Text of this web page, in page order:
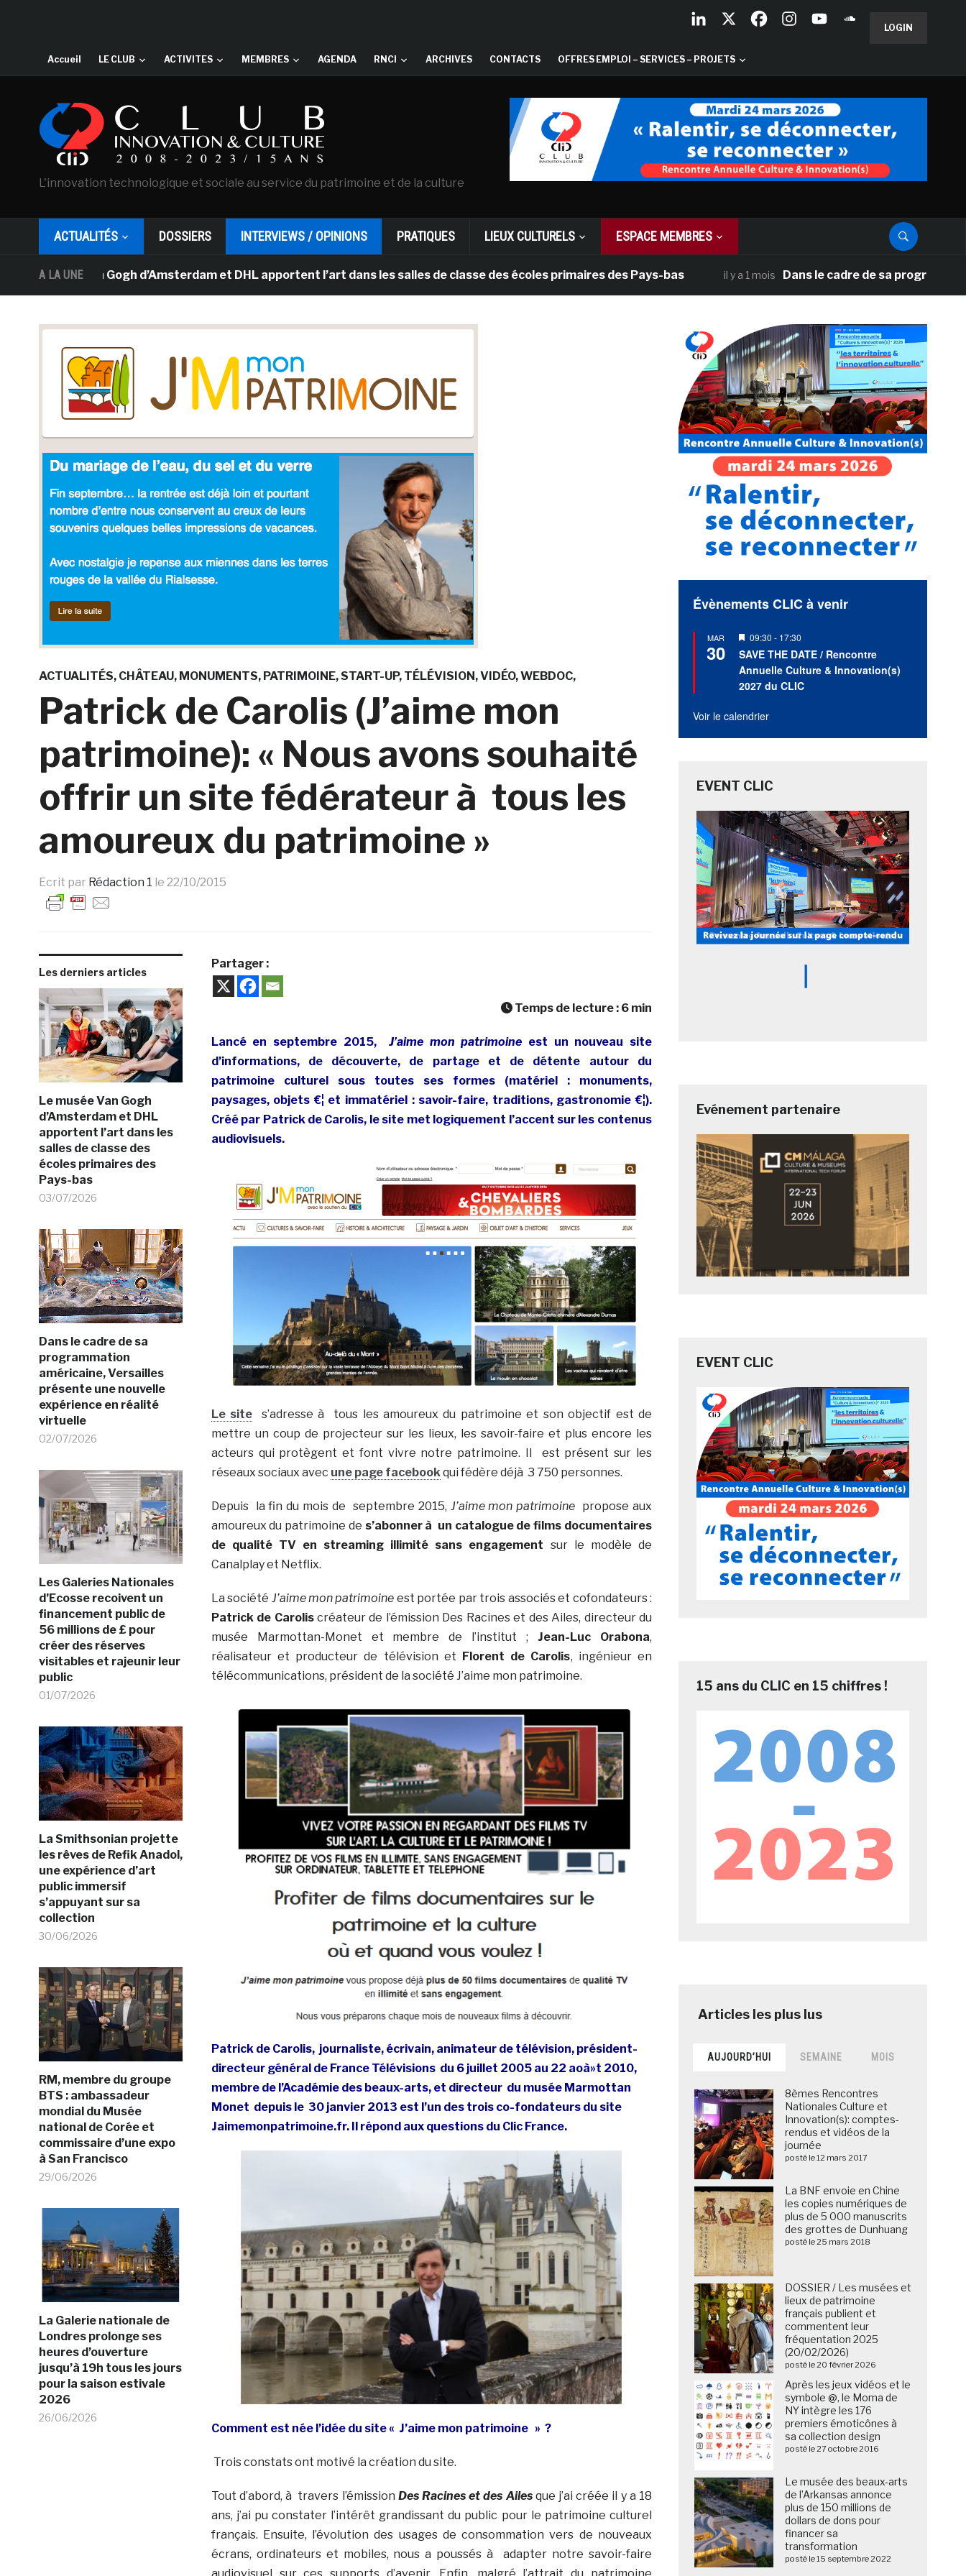
LOGIN
Accueil LE CLUB ACTIVITES MEMBRES AGENDA RNCI ARCHIVES CONTACTS OFFRES EMPLOI – SERVICES – PROJETS
L'innovation technologique et sociale au service du patrimoine et de la culture
ACTUALITÉS DOSSIERS INTERVIEWS / OPINIONS PRATIQUES LIEUX CULTURELS ESPACE MEMBRES
A LA UNE
Van Gogh d’Amsterdam et DHL apportent l’art dans les salles de classe des écoles primaires des Pays-bas il y a 1 mois Dans le cadre de sa programmation
ACTUALITÉS CHÂTEAU MONUMENTS PATRIMOINE START-UP TÉLÉVISION VIDÉO WEBDOC
Patrick de Carolis (J’aime mon
patrimoine): « Nous avons souhaité
offrir un site fédérateur à tous les
amoureux du patrimoine »
Ecrit par Rédaction 1 le 22/10/2015
Les derniers articles
Le musée Van Gogh
d’Amsterdam et DHL
apportent l’art dans les
salles de classe des
écoles primaires des
Pays-bas
03/07/2026
Dans le cadre de sa
programmation
américaine, Versailles
présente une nouvelle
expérience en réalité
virtuelle
02/07/2026
Les Galeries Nationales
d’Ecosse recoivent un
financement public de
56 millions de £ pour
créer des réserves
visitables et rajeunir leur
public
01/07/2026
La Smithsonian projette
les rêves de Refik Anadol,
une expérience d’art
public immersif
s’appuyant sur sa
collection
30/06/2026
RM, membre du groupe
BTS : ambassadeur
mondial du Musée
national de Corée et
commissaire d’une expo
à San Francisco
29/06/2026
La Galerie nationale de
Londres prolonge ses
heures d’ouverture
jusqu’à 19h tous les jours
pour la saison estivale
2026
26/06/2026
Partager :
Temps de lecture : 6 min
Lancé en septembre 2015,J’aime mon patrimoine est un nouveau site
d’informations, de découverte, de partage et de détente autour du
patrimoine culturel sous toutes ses formes (matériel : monuments,
paysages, objets €¦ et immatériel : savoir-faire, traditions, gastronomie €¦).
Créé par Patrick de Carolis, le site met logiquement l’accent sur les contenus
audiovisuels.
Le site s’adresse à tous les amoureux du patrimoine et son objectif est de
mettre un coup de projecteur sur les lieux, les savoir-faire et plus encore les
acteurs qui protègent et font vivre notre patrimoine. Il est présent sur les
réseaux sociaux avec une page facebookqui fédère déjà 3 750 personnes.
Depuis la fin du mois de septembre 2015, J’aime mon patrimoine propose aux
amoureux du patrimoine de s’abonner à un catalogue de films documentaires
de qualité TV en streaming illimité sans engagement sur le modèle de
Canalplay et Netflix.
La société J’aime mon patrimoine est portée par trois associés et cofondateurs :
Patrick de Caroliscréateur de l’émission Des Racines et des Ailes, directeur du
musée Marmottan-Monet et membre de l’institut ; Jean-Luc Orabona,
réalisateur et producteur de télévision et Florent de Carolis, ingénieur en
télécommunications, président de la société J’aime mon patrimoine.
Patrick de Carolis, journaliste, écrivain, animateur de télévision, président-
directeur général de France Télévisions du 6 juillet 2005au 22 aoà»t 2010,
membre de l’Académie des beaux-arts, et directeur du musée Marmottan
Monet depuis le 30 janvier 2013 est l’un des trois co-fondateurs du site
Jaimemonpatrimoine.fr. Il répond aux questions du Clic France.
Comment est née l’idée du site« J’aime mon patrimoine » ?
Trois constats ont motivé la création du site.
Tout d’abord, à travers l’émission Des Racines et des Ailesque j’ai créée il y a 18
ans, j’ai pu constater l’intérêt grandissant du public pour le patrimoine culturel
français. Ensuite, l’évolution des usages de consommation vers de nouveaux
écrans, ordinateurs et mobiles, nous a poussés à adapter notre savoir-faire
Évènements CLIC à venir
MAR
30
Mis
en
avant
09:30 - 17:30
SAVE THE DATE / Rencontre
Annuelle Culture & Innovation(s)
2027 du CLIC
Voir le calendrier
EVENT CLIC
Evénement partenaire
EVENT CLIC
15 ans du CLIC en 15 chiffres !
AUJOURD’HUI SEMAINE MOIS
8èmes Rencontres
Nationales Culture et
Innovation(s): comptes-
rendus et vidéos de la
journée
posté le 12 mars 2017
La BNF envoie en Chine
les copies numériques de
plus de 5 000 manuscrits
des grottes de Dunhuang
posté le 25 mars 2018
DOSSIER / Les musées et
lieux de patrimoine
français publient et
commentent leur
fréquentation 2025
(20/02/2026)
posté le 20 février 2026
Après les jeux vidéos et le
symbole @, le Moma de
NY intègre les 176
premiers émoticônes à
sa collection design
posté le 27 octobre 2016
Le musée des beaux-arts
de l’Arkansas annonce
plus de 150 millions de
dollars de dons pour
financer sa
transformation
posté le 15 septembre 2022